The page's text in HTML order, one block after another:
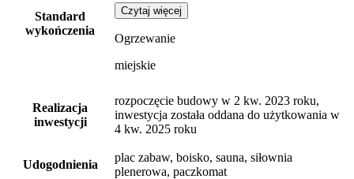
Standard
wykończenia
Czytaj więcej
Ogrzewanie
miejskie
Realizacja
inwestycji
rozpoczęcie budowy w 2 kw. 2023 roku,
inwestycja została oddana do użytkowania w
4 kw. 2025 roku
Udogodnienia
plac zabaw, boisko, sauna, siłownia
plenerowa, paczkomat